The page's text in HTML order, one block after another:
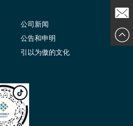
公司新闻
公告和申明
引以为傲的文化
在线交
谈
发送邮